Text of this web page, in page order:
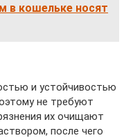
в кошельке носят
и устойчивостью
не требуют
их очищают
после чего